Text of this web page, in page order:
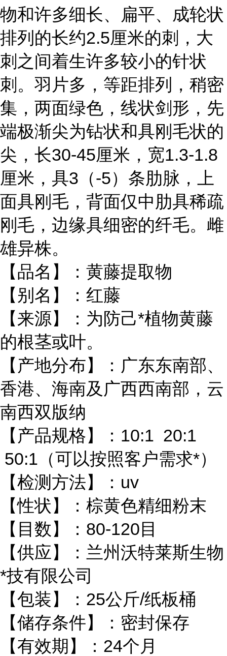
物和许多细长、扁平、成轮状
排列的长约2.5厘米的刺，大
刺之间着生许多较小的针状
刺。羽片多，等距排列，稍密
集，两面绿色，线状剑形，先
端极渐尖为钻状和具刚毛状的
尖，长30-45厘米，宽1.3-1.8
厘米，具3（-5）条肋脉，上
面具刚毛，背面仅中肋具稀疏
刚毛，边缘具细密的纤毛。雌
雄异株。
【品名】：黄藤提取物
【别名】：红藤
【来源】：为防己*植物黄藤
的根茎或叶。
【产地分布】：广东东南部、
香港、海南及广西西南部，云
南西双版纳
【产品规格】：10:1 20:1
50:1（可以按照客户需求*）
【检测方法】：uv
【性状】：棕黄色精细粉末
【目数】：80-120目
【供应】：兰州沃特莱斯生物
*技有限公司
【包装】：25公斤/纸板桶
【储存条件】：密封保存
【有效期】：24个月